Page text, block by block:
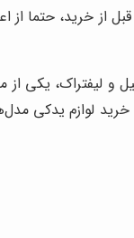
خرید، حتما از
یکی از
خرید لوازم یدکی